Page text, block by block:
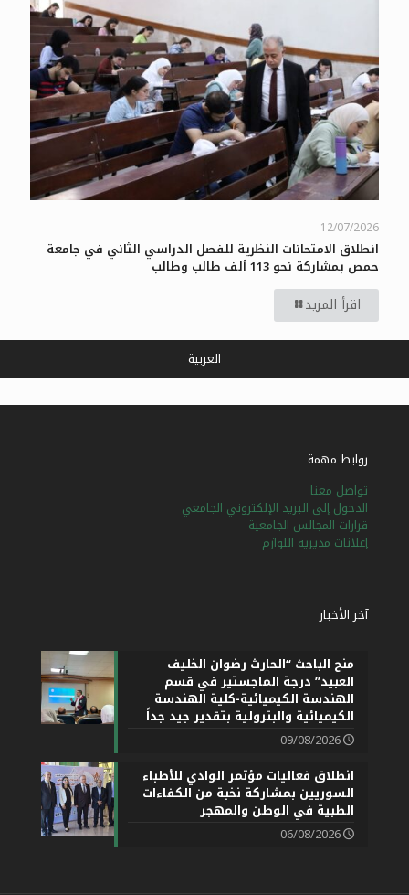
12/07/2026
انطلاق الامتحانات النظرية للفصل الدراسي الثاني في جامعة
حمص بمشاركة نحو 113 ألف طالب وطالب
اقرأ المزيد
روابط مهمة
تواصل معنا
الدخول إلى البريد الإلكتروني الجامعي
قرارات المجالس الجامعية
إعلانات مديرية اللوازم
آخر الأخبار
منح الباحث “الحارث رضوان الخليف
العبيد” درجة الماجستير في قسم
الهندسة الكيميائية-كلية الهندسة
الكيميائية والبترولية بتقدير جيد جداً
09/08/2026
انطلاق فعاليات مؤتمر الوادي للأطباء
السوريين بمشاركة نخبة من الكفاءات
الطبية في الوطن والمهجر
06/08/2026
العربية